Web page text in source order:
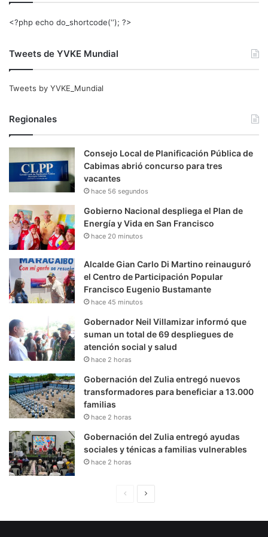
<?php echo do_shortcode(‘‘); ?>
Tweets de YVKE Mundial
Tweets by YVKE_Mundial
Regionales
Consejo Local de Planificación Pública de
Cabimas abrió concurso para tres
vacantes
hace 56 segundos
Gobierno Nacional despliega el Plan de
Energía y Vida en San Francisco
hace 20 minutos
Alcalde Gian Carlo Di Martino reinauguró
el Centro de Participación Popular
Francisco Eugenio Bustamante
hace 45 minutos
Gobernador Neil Villamizar informó que
suman un total de 69 despliegues de
atención social y salud
hace 2 horas
Gobernación del Zulia entregó nuevos
transformadores para beneficiar a 13.000
familias
hace 2 horas
Gobernación del Zulia entregó ayudas
sociales y ténicas a familias vulnerables
hace 2 horas